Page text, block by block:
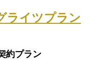
ライツプラン
約プラン